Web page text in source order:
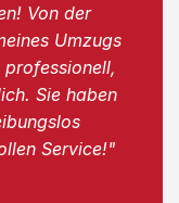
Von der
Umzugs
Sie haben
Service!"